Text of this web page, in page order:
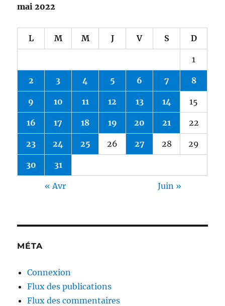
mai 2022
L M M J V S D
1
2 3 4 5 6 7 8
9 10 11 12 13 14 15
16 17 18 19 20 21 22
23 24 25 26 27 28 29
30 31
« Avr Juin »
MÉTA
Connexion
Flux des publications
Flux des commentaires